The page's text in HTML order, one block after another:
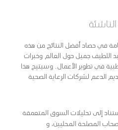
في حصاد أفضل النتائج من هذه
اللطيف جميل حول العالم وخبرات
في تطوير الأعمال. وسيتيح هذا
الدعم لشركات الرعاية الصحية
إلى تحليلات السوق المتعمقة
المصلحة المحليين، و